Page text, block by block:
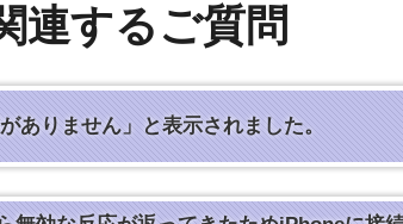
連するご質問
ありません」と表示されました。